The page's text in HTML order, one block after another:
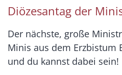
Diözesantag der
Der nächste, große
Minis aus dem Erzbistum
und du kannst dabei sein!